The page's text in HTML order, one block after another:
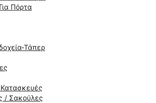
Πόρτα
Τάπερ
Κατασκευές
/ Σακούλες